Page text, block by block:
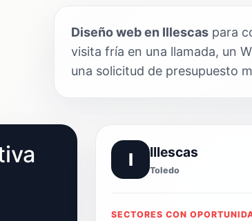
Diseño web en Illescas para
visita fría en una llamada, un
una solicitud de presupuesto
I Illescas
Toledo
SECTORES CON